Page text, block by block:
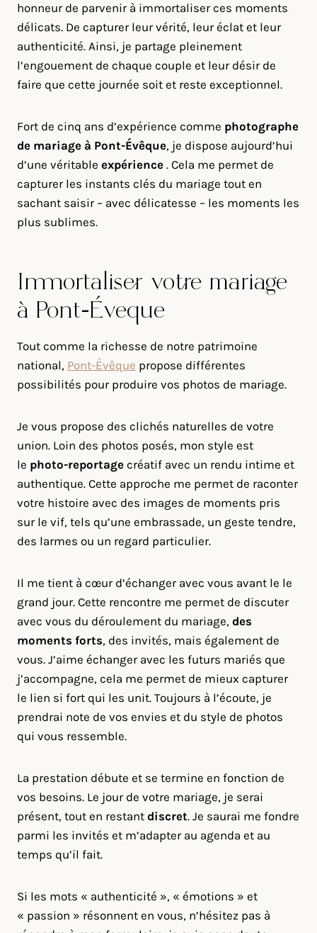
honneur de parvenir à immortaliser ces moments
délicats. De capturer leur vérité, leur éclat et leur
authenticité. Ainsi, je partage pleinement
l’engouement de chaque couple et leur désir de
faire que cette journée soit et reste exceptionnel.
Fort de cinq ans d’expérience comme photographe
de mariage à Pont-Évêque, je dispose aujourd’hui
d’une véritable expérience . Cela me permet de
capturer les instants clés du mariage tout en
sachant saisir – avec délicatesse – les moments les
plus sublimes.
Immortaliser votre mariage
à Pont-Évêque
Tout comme la richesse de notre patrimoine
national, Pont-Évêque propose différentes
possibilités pour produire vos photos de mariage.
Je vous propose des clichés naturelles de votre
union. Loin des photos posés, mon style est
le photo-reportage créatif avec un rendu intime et
authentique. Cette approche me permet de raconter
votre histoire avec des images de moments pris
sur le vif, tels qu’une embrassade, un geste tendre,
des larmes ou un regard particulier.
Il me tient à cœur d’échanger avec vous avant le le
grand jour. Cette rencontre me permet de discuter
avec vous du déroulement du mariage, des
moments forts, des invités, mais également de
vous. J’aime échanger avec les futurs mariés que
j’accompagne, cela me permet de mieux capturer
le lien si fort qui les unit. Toujours à l’écoute, je
prendrai note de vos envies et du style de photos
qui vous ressemble.
La prestation débute et se termine en fonction de
vos besoins. Le jour de votre mariage, je serai
présent, tout en restant discret. Je saurai me fondre
parmi les invités et m’adapter au agenda et au
temps qu’il fait.
Si les mots « authenticité », « émotions » et
« passion » résonnent en vous, n’hésitez pas à